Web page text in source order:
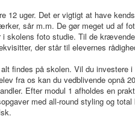
12 uger. Det er vigtigt at have
sår m.m. De gør meget ud af
skolens foto studie. Til de
der står til elevernes
findes på skolen. Vil du investere i
fra os kan du vedblivende opnå
Efter modul 1 afholdes en
med all-round styling og total